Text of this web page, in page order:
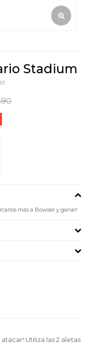
Stadium
más a Bowser y ganar!
Utiliza las 2 aletas